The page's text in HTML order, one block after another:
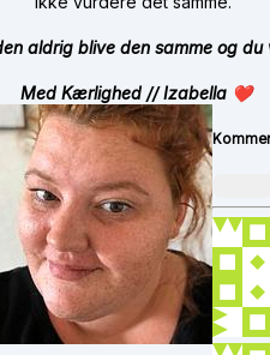
aldrig blive den samme og
Med Kærlighed // Izabella ❤